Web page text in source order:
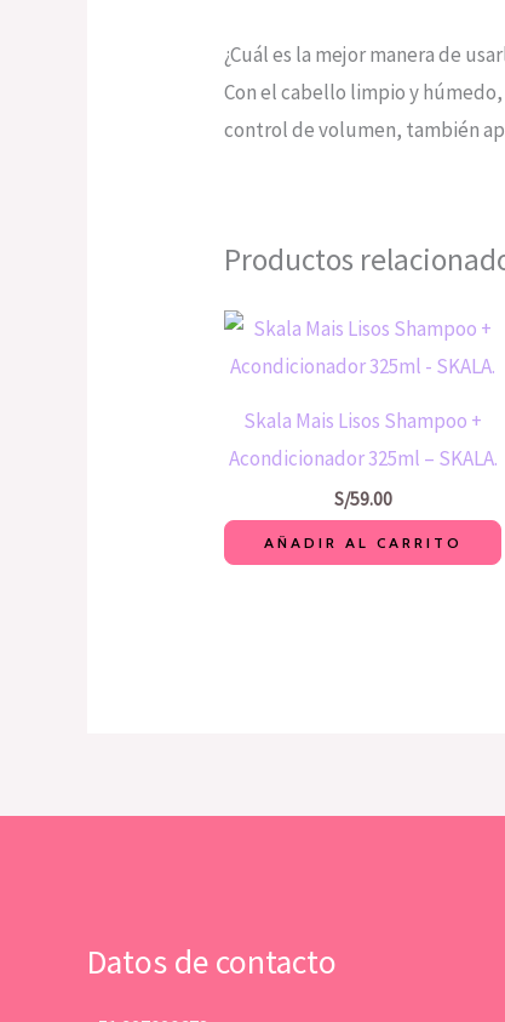
¿Cuál es la mejor manera de
Con el cabello limpio y
control de volumen, también
Productos
Skala Mais Lisos Shampoo +
Acondicionador 325ml – SKALA.
S/59.00
AÑADIR AL CARRITO
Datos de contacto